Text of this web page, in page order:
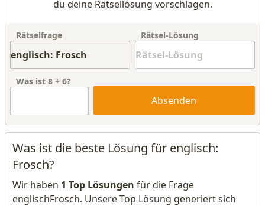
du deine Rätsellösung vorschlagen.
Rätselfrage Rätsel-Lösung
Was ist 8 + 6?
Absenden
Was ist die beste Lösung für englisch:
Frosch?
Wir haben 1 Top Lösungen für die Frage
englischFrosch. Unsere Top Lösung generiert sich